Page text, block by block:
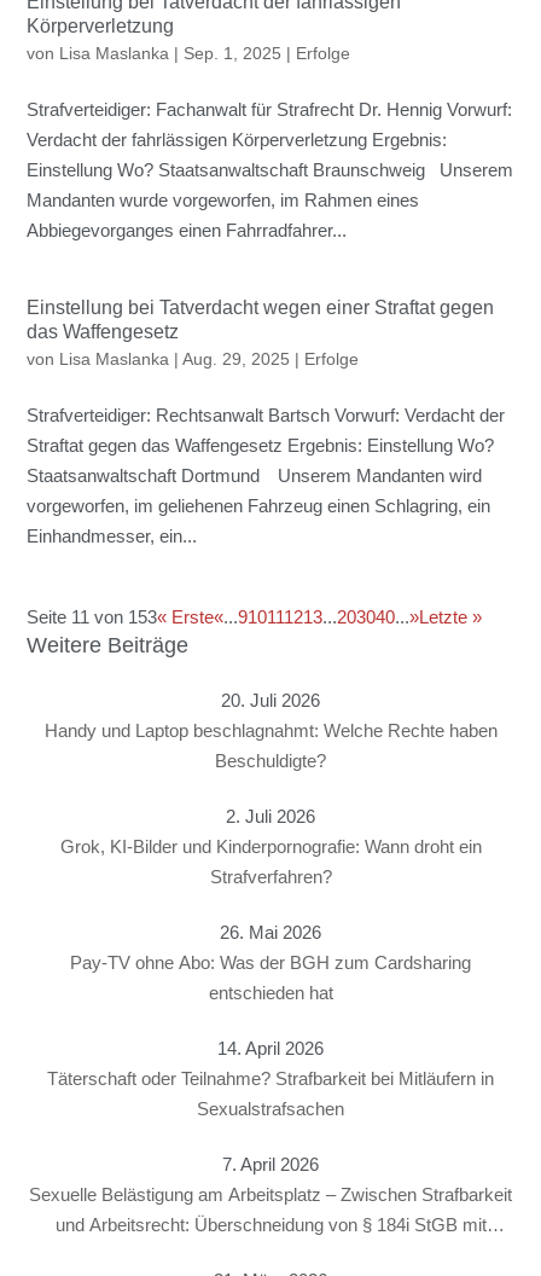
Körperverletzung
von Lisa Maslanka | Sep. 1, 2025 | Erfolge
Strafverteidiger: Fachanwalt für Strafrecht Dr. Hennig Vorwurf:
Verdacht der fahrlässigen Körperverletzung Ergebnis:
Einstellung Wo? Staatsanwaltschaft Braunschweig Unserem
Mandanten wurde vorgeworfen, im Rahmen eines
Abbiegevorganges einen Fahrradfahrer...
Einstellung bei Tatverdacht wegen einer Straftat gegen
das Waffengesetz
von Lisa Maslanka |Aug. 29, 2025 | Erfolge
Strafverteidiger: Rechtsanwalt Bartsch Vorwurf: Verdacht der
Straftat gegen das Waffengesetz Ergebnis: Einstellung Wo?
Staatsanwaltschaft Dortmund Unserem Mandanten wird
vorgeworfen, im geliehenen Fahrzeug einen Schlagring, ein
Einhandmesser, ein...
Seite 11 von 153« Erste«...910111213...203040...»Letzte »
Weitere Beiträge
20. Juli 2026
Handy und Laptop beschlagnahmt: Welche Rechte haben
Beschuldigte?
2. Juli 2026
Grok, KI-Bilder und Kinderpornografie: Wann droht ein
Strafverfahren?
26. Mai 2026
Pay-TV ohne Abo: Was der BGH zum Cardsharing
entschieden hat
14. April 2026
Täterschaft oder Teilnahme? Strafbarkeit bei Mitläufern in
Sexualstrafsachen
7. April 2026
Sexuelle Belästigung am Arbeitsplatz – Zwischen Strafbarkeit
und Arbeitsrecht: Überschneidung von § 184i StGB mit